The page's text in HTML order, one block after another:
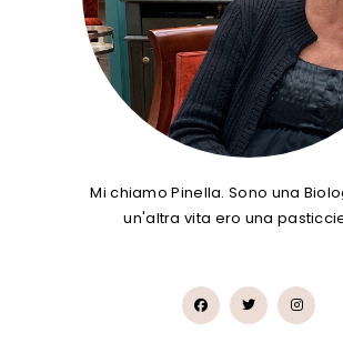
Mi chiamo Pinella. Sono una
un'altra vita ero una